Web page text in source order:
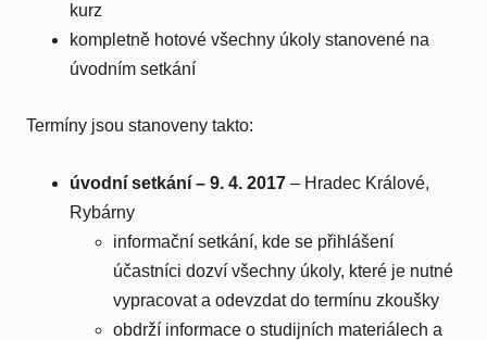
kurz
kompletně hotové všechny úkoly stanovené na
úvodním setkání
Termíny jsou stanoveny takto:
úvodní setkání – 9. 4. 2017 – Hradec Králové,
Rybárny
informační setkání, kde se přihlášení
účastníci dozví všechny úkoly, které je nutné
vypracovat a odevzdat do termínu zkoušky
obdrží informace o studijních materiálech a